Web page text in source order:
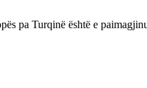
pa Turqinë është e